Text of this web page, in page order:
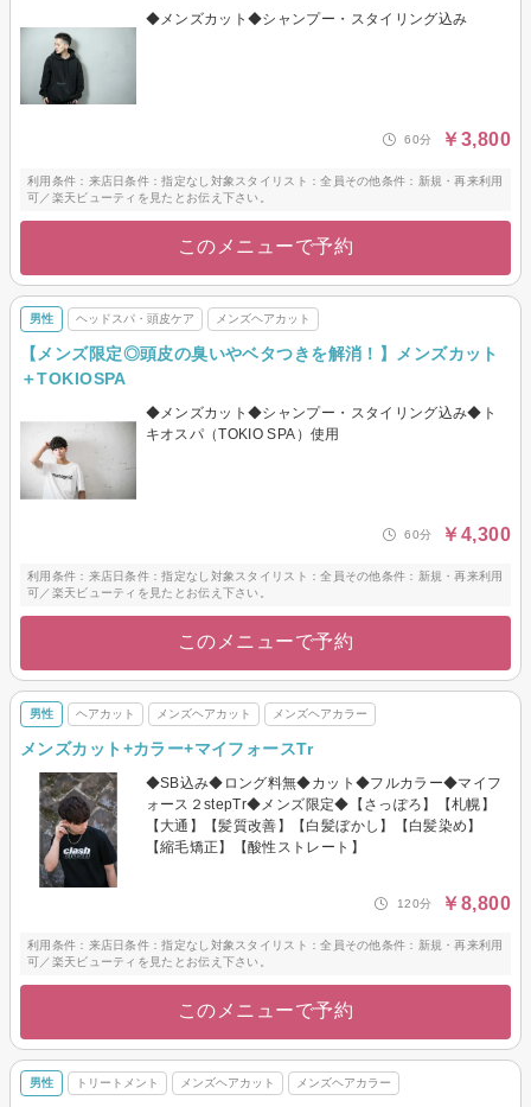
◆メンズカット◆シャンプー・スタイリング込み
60分 ￥3,800
利用条件：来店日条件：指定なし対象スタイリスト：全員その他条件：新規・再来利用
可／楽天ビューティを見たとお伝え下さい。
このメニューで予約
男性 ヘッドスパ・頭皮ケア メンズヘアカット
【メンズ限定◎頭皮の臭いやベタつきを解消！】メンズカット
＋TOKIOSPA
◆メンズカット◆シャンプー・スタイリング込み◆ト
キオスパ（TOKIO SPA）使用
60分 ￥4,300
利用条件：来店日条件：指定なし対象スタイリスト：全員その他条件：新規・再来利用
可／楽天ビューティを見たとお伝え下さい。
このメニューで予約
男性 ヘアカット メンズヘアカット メンズヘアカラー
メンズカット+カラー+マイフォースTr
◆SB込み◆ロング料無◆カット◆フルカラー◆マイフ
ォース２stepTr◆メンズ限定◆【さっぽろ】【札幌】
【大通】【髪質改善】【白髪ぼかし】【白髪染め】
【縮毛矯正】【酸性ストレート】
120分 ￥8,800
利用条件：来店日条件：指定なし対象スタイリスト：全員その他条件：新規・再来利用
可／楽天ビューティを見たとお伝え下さい。
このメニューで予約
男性 トリートメント メンズヘアカット メンズヘアカラー